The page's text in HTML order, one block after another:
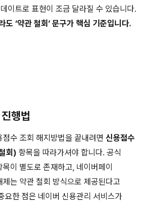
이트로 표현이 조금 달라질 수 있습니다.
도 ‘약관 철회’ 문구가 핵심 기준입니다.
행법
수 조회 해지방법을 끝내려면 신용점수
회) 항목을 따라가셔야 합니다. 공식
이 별도로 존재하고, 네이버페이
는 약관 철회 방식으로 제공된다고
요한 점은 네이버 신용관리 서비스가